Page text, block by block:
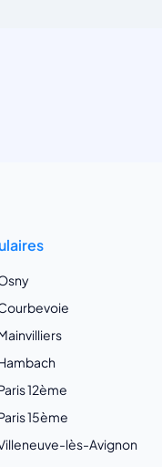
12ème
15ème
lès-Avignon